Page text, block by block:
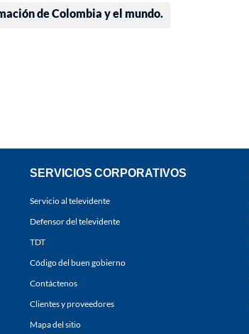
de Colombia y el mundo.
SERVICIOS CORPORATIVOS
Servicio al televidente
Defensor del televidente
TDT
Código del buen gobierno
Contáctenos
Clientes y proveedores
Mapa del sitio